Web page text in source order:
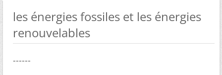
les énergies fossiles et les énergies
renouvelables
------